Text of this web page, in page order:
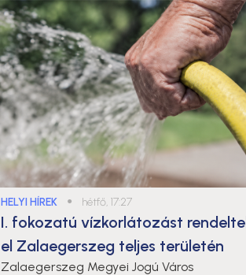
HELYI HÍREK ● hétfő, 17:27
I. fokozatú vízkorlátozást
el Zalaegerszeg teljes területén
Zalaegerszeg Megyei Jogú Város